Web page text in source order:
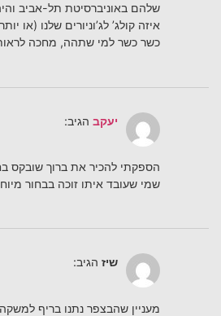
שלהם באוניברסיטת תל-אביב והיה
איזה קולג’ לג’וניורים שלנו (או יותר
כשר כשר למי שתהה, מחכה לראות איך
יעקב הגיב:
הספקתי להכיר את ברוך שובקס
שמי שעובד איתו זוכה בבחור מיוחד!
שיז הגיב:
מעניין שהבצפר נתנו בריף למשקה